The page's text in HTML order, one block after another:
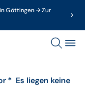
Göttingen → Zur
* Es liegen keine